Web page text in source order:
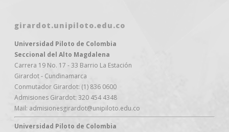
girardot.unipiloto.edu.co
Universidad Piloto de Colombia
Seccional del Alto Magdalena
Carrera 19 No. 17 - 33 Barrio La Estación
Girardot - Cundinamarca
Conmutador Girardot: (1) 836 0600
Admisiones Girardot: 320 454 4348
Mail: admisionesgirardot@unipiloto.edu.co
Universidad Piloto de Colombia